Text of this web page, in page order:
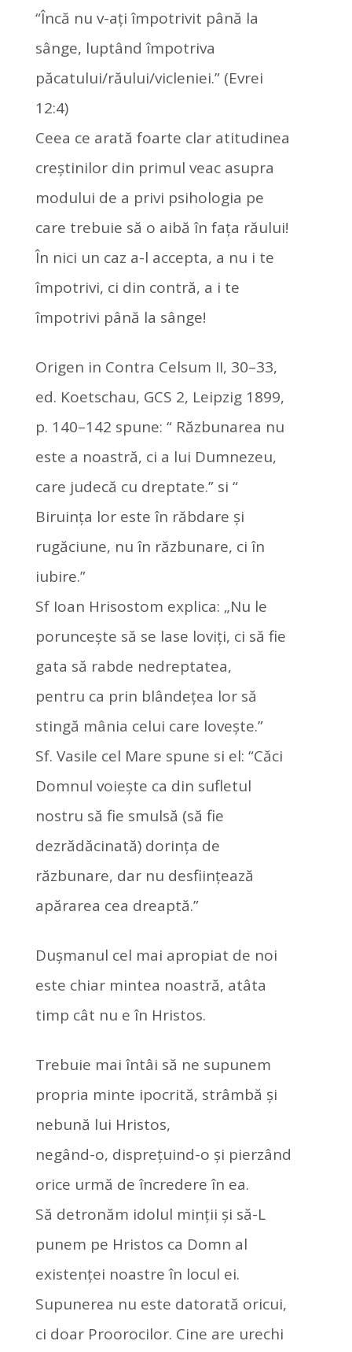
“Încă nu v-ați împotrivit până la
sânge, luptând împotriva
păcatului/răului/vicleniei.” (Evrei
12:4)
Ceea ce arată foarte clar atitudinea
creștinilor din primul veac asupra
modului de a privi psihologia pe
care trebuie să o aibă în fața răului!
În nici un caz a-l accepta, a nu i te
împotrivi, ci din contră, a i te
împotrivi până la sânge!
Origen in Contra Celsum II, 30–33,
ed. Koetschau, GCS 2, Leipzig 1899,
p. 140–142 spune: “ Răzbunarea nu
este a noastră, ci a lui Dumnezeu,
care judecă cu dreptate.” si “
Biruința lor este în răbdare și
rugăciune, nu în răzbunare, ci în
iubire.”
Sf Ioan Hrisostom explica: „Nu le
poruncește să se lase loviți, ci să fie
gata să rabde nedreptatea,
pentru ca prin blândețea lor să
stingă mânia celui care lovește.”
Sf. Vasile cel Mare spune si el: “Căci
Domnul voiește ca din sufletul
nostru să fie smulsă (să fie
dezrădăcinată) dorința de
răzbunare, dar nu desființează
apărarea cea dreaptă.”
Dușmanul cel mai apropiat de noi
este chiar mintea noastră, atâta
timp cât nu e în Hristos.
Trebuie mai întâi să ne supunem
propria minte ipocrită, strâmbă și
nebună lui Hristos,
negând-o, disprețuind-o și pierzând
orice urmă de încredere în ea.
Să detronăm idolul minții și să-L
punem pe Hristos ca Domn al
existenței noastre în locul ei.
Supunerea nu este datorată oricui,
ci doar Proorocilor. Cine are urechi